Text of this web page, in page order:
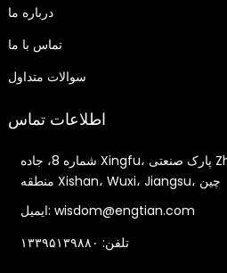
درباره ما
تماس با ما
سوالات متداول
اطلاعات تماس
شماره 8، جاده Xingfu، پارک صنعتی Zhangjiing، شهر Xibei،
منطقه Xishan، Wuxi، Jiangsu، چین
ایمیل: wisdom@engtian.com
تلفن: ۱۳۳۹۵۱۳۹۸۸۰